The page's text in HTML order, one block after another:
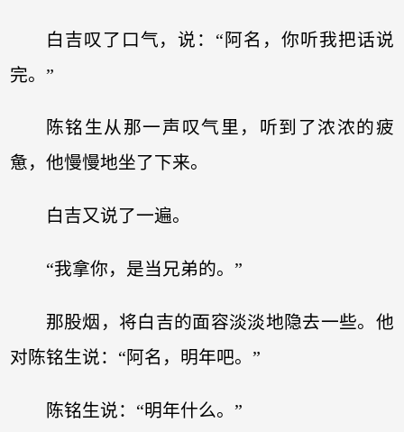
白吉叹了口气，说：“阿名，你听我把话说
完。”
陈铭生从那一声叹气里，听到了浓浓的疲
惫，他慢慢地坐了下来。
白吉又说了一遍。
“我拿你，是当兄弟的。”
那股烟，将白吉的面容淡淡地隐去一些。他
对陈铭生说：“阿名，明年吧。”
陈铭生说：“明年什么。”